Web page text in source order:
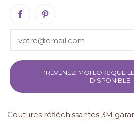
PRÉVENEZ-MOI LORSQUE
DISPONIBLE
Coutures réfléchissantes 3M